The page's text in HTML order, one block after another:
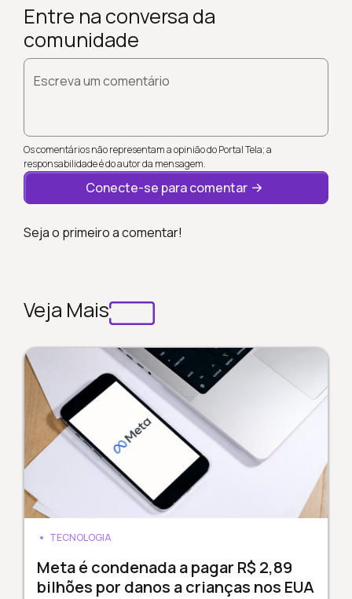
Entre na conversa da
comunidade
Escreva um comentário
Os comentários não representam a opinião do Portal Tela; a
responsabilidade é do autor da mensagem.
Conecte-se para comentar
Seja o primeiro a comentar!
Veja Mais
TECNOLOGIA
Meta é condenada a pagar R$ 2,89
bilhões por danos a crianças nos EUA